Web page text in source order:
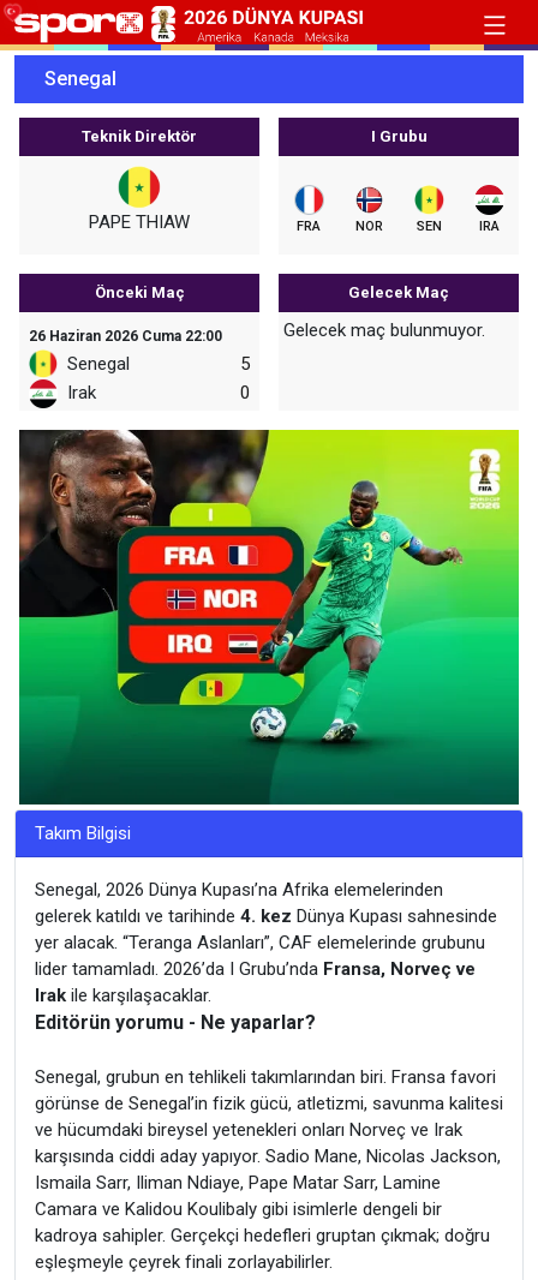
Senegal
Teknik Direktör
PAPE THIAW
I Grubu
FRA NOR SEN IRA
Önceki Maç
26 Haziran 2026 Cuma 22:00
Senegal
Irak
5
0
Gelecek Maç
Gelecek maç bulunmuyor.
Takım Bilgisi
Senegal, 2026 Dünya Kupası’na Afrika elemelerinden
gelerek katıldı ve tarihinde 4. kez Dünya Kupası sahnesinde
yer alacak. “Teranga Aslanları”, CAF elemelerinde grubunu
lider tamamladı. 2026’da I Grubu’nda Fransa, Norveç ve
Irak ile karşılaşacaklar.
Editörün yorumu - Ne yaparlar?
Senegal, grubun en tehlikeli takımlarından biri. Fransa favori
görünse de Senegal’in fizik gücü, atletizmi, savunma kalitesi
ve hücumdaki bireysel yetenekleri onları Norveç ve Irak
karşısında ciddi aday yapıyor. Sadio Mane, Nicolas Jackson,
Ismaila Sarr, Iliman Ndiaye, Pape Matar Sarr, Lamine
Camara ve Kalidou Koulibaly gibi isimlerle dengeli bir
kadroya sahipler. Gerçekçi hedefleri gruptan çıkmak; doğru
eşleşmeyle çeyrek finali zorlayabilirler.